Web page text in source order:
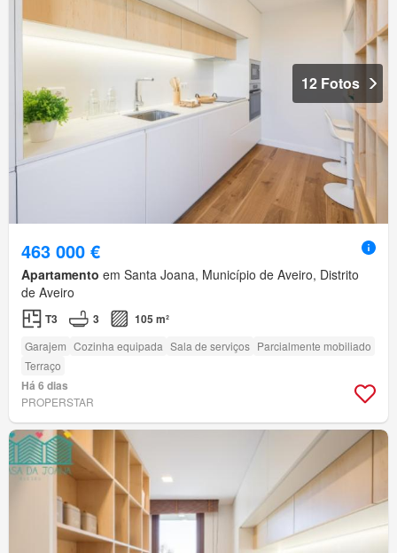
12 Fotos
463 000 €
Apartamento em Santa Joana, Município de Aveiro, Distrito
de Aveiro
T3 3 105 m²
Garajem Cozinha equipada Sala de serviços Parcialmente mobiliado
Terraço
Há 6 dias
PROPERSTAR